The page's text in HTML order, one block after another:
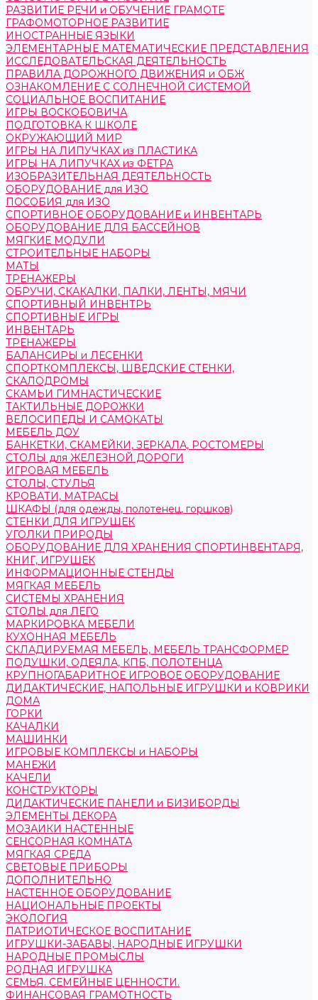
РАЗВИТИЕ РЕЧИ и ОБУЧЕНИЕ ГРАМОТЕ
ГРАФОМОТОРНОЕ РАЗВИТИЕ
ИНОСТРАННЫЕ ЯЗЫКИ
ЭЛЕМЕНТАРНЫЕ МАТЕМАТИЧЕСКИЕ ПРЕДСТАВЛЕНИЯ
ИССЛЕДОВАТЕЛЬСКАЯ ДЕЯТЕЛЬНОСТЬ
ПРАВИЛА ДОРОЖНОГО ДВИЖЕНИЯ и ОБЖ
ОЗНАКОМЛЕНИЕ С СОЛНЕЧНОЙ СИСТЕМОЙ
СОЦИАЛЬНОЕ ВОСПИТАНИЕ
ИГРЫ ВОСКОБОВИЧА
ПОДГОТОВКА К ШКОЛЕ
ОКРУЖАЮЩИЙ МИР
ИГРЫ НА ЛИПУЧКАХ из ПЛАСТИКА
ИГРЫ НА ЛИПУЧКАХ из ФЕТРА
ИЗОБРАЗИТЕЛЬНАЯ ДЕЯТЕЛЬНОСТЬ
ОБОРУДОВАНИЕ для ИЗО
ПОСОБИЯ для ИЗО
СПОРТИВНОЕ ОБОРУДОВАНИЕ и ИНВЕНТАРЬ
ОБОРУДОВАНИЕ ДЛЯ БАССЕЙНОВ
МЯГКИЕ МОДУЛИ
СТРОИТЕЛЬНЫЕ НАБОРЫ
МАТЫ
ТРЕНАЖЕРЫ
ОБРУЧИ, СКАКАЛКИ, ПАЛКИ, ЛЕНТЫ, МЯЧИ
СПОРТИВНЫЙ ИНВЕНТРЬ
СПОРТИВНЫЕ ИГРЫ
ИНВЕНТАРЬ
ТРЕНАЖЕРЫ
БАЛАНСИРЫ и ЛЕСЕНКИ
СПОРТКОМПЛЕКСЫ, ШВЕДСКИЕ СТЕНКИ,
СКАЛОДРОМЫ
СКАМЬИ ГИМНАСТИЧЕСКИЕ
ТАКТИЛЬНЫЕ ДОРОЖКИ
ВЕЛОСИПЕДЫ И САМОКАТЫ
МЕБЕЛЬ ДОУ
БАНКЕТКИ, СКАМЕЙКИ, ЗЕРКАЛА, РОСТОМЕРЫ
СТОЛЫ для ЖЕЛЕЗНОЙ ДОРОГИ
ИГРОВАЯ МЕБЕЛЬ
СТОЛЫ, СТУЛЬЯ
КРОВАТИ, МАТРАСЫ
ШКАФЫ (для одежды, полотенец, горшков)
СТЕНКИ ДЛЯ ИГРУШЕК
УГОЛКИ ПРИРОДЫ
ОБОРУДОВАНИЕ ДЛЯ ХРАНЕНИЯ СПОРТИНВЕНТАРЯ,
КНИГ, ИГРУШЕК
ИНФОРМАЦИОННЫЕ СТЕНДЫ
МЯГКАЯ МЕБЕЛЬ
СИСТЕМЫ ХРАНЕНИЯ
СТОЛЫ для ЛЕГО
МАРКИРОВКА МЕБЕЛИ
КУХОННАЯ МЕБЕЛЬ
СКЛАДИРУЕМАЯ МЕБЕЛЬ, МЕБЕЛЬ ТРАНСФОРМЕР
ПОДУШКИ, ОДЕЯЛА, КПБ, ПОЛОТЕНЦА
КРУПНОГАБАРИТНОЕ ИГРОВОЕ ОБОРУДОВАНИЕ
ДИДАКТИЧЕСКИЕ, НАПОЛЬНЫЕ ИГРУШКИ и КОВРИКИ
ДОМА
ГОРКИ
КАЧАЛКИ
МАШИНКИ
ИГРОВЫЕ КОМПЛЕКСЫ и НАБОРЫ
МАНЕЖИ
КАЧЕЛИ
КОНСТРУКТОРЫ
ДИДАКТИЧЕСКИЕ ПАНЕЛИ и БИЗИБОРДЫ
ЭЛЕМЕНТЫ ДЕКОРА
МОЗАИКИ НАСТЕННЫЕ
СЕНСОРНАЯ КОМНАТА
МЯГКАЯ СРЕДА
СВЕТОВЫЕ ПРИБОРЫ
ДОПОЛНИТЕЛЬНО
НАСТЕННОЕ ОБОРУДОВАНИЕ
НАЦИОНАЛЬНЫЕ ПРОЕКТЫ
ЭКОЛОГИЯ
ПАТРИОТИЧЕСКОЕ ВОСПИТАНИЕ
ИГРУШКИ-ЗАБАВЫ, НАРОДНЫЕ ИГРУШКИ
НАРОДНЫЕ ПРОМЫСЛЫ
РОДНАЯ ИГРУШКА
СЕМЬЯ. СЕМЕЙНЫЕ ЦЕННОСТИ.
ФИНАНСОВАЯ ГРАМОТНОСТЬ